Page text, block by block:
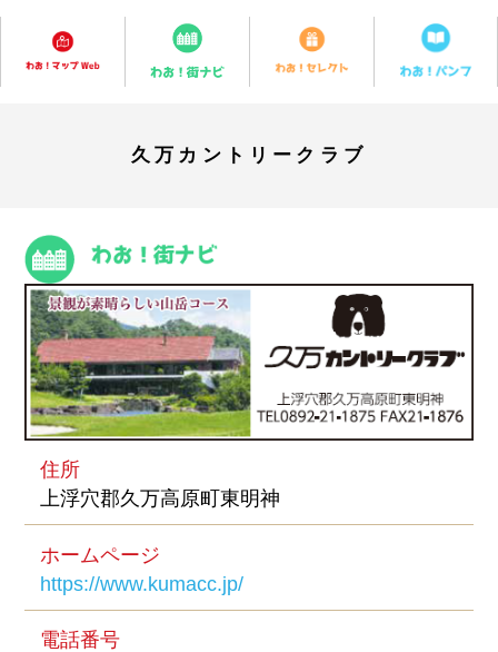
久万カントリークラブ
住所
上浮穴郡久万高原町東明神
ホームページ
https://www.kumacc.jp/
電話番号